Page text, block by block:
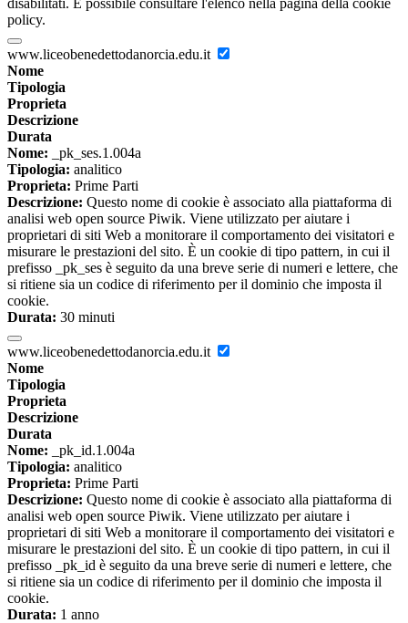
policy.
www.liceobenedettodanorcia.edu.it
Nome
Tipologia
Proprieta
Descrizione
Durata
Nome: _pk_ses.1.004a
Tipologia: analitico
Proprieta: Prime Parti
Descrizione: Questo nome di cookie è associato alla piattaforma di
analisi web open source Piwik. Viene utilizzato per aiutare i
proprietari di siti Web a monitorare il comportamento dei visitatori e
misurare le prestazioni del sito. È un cookie di tipo pattern, in cui il
prefisso _pk_ses è seguito da una breve serie di numeri e lettere, che
si ritiene sia un codice di riferimento per il dominio che imposta il
cookie.
Durata: 30 minuti
www.liceobenedettodanorcia.edu.it
Nome
Tipologia
Proprieta
Descrizione
Durata
Nome: _pk_id.1.004a
Tipologia: analitico
Proprieta: Prime Parti
Descrizione: Questo nome di cookie è associato alla piattaforma di
analisi web open source Piwik. Viene utilizzato per aiutare i
proprietari di siti Web a monitorare il comportamento dei visitatori e
misurare le prestazioni del sito. È un cookie di tipo pattern, in cui il
prefisso _pk_id è seguito da una breve serie di numeri e lettere, che
si ritiene sia un codice di riferimento per il dominio che imposta il
cookie.
Durata: 1 anno